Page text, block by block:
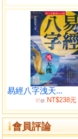
易經八字洩天...
85折 NT$238元
會員評論